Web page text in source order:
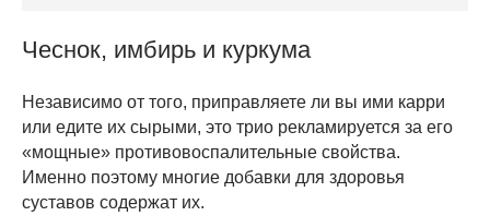
Чеснок, имбирь и куркума
Независимо от того, приправляете ли вы ими карри
или едите их сырыми, это трио рекламируется за его
«мощные» противовоспалительные свойства.
Именно поэтому многие добавки для здоровья
суставов содержат их.